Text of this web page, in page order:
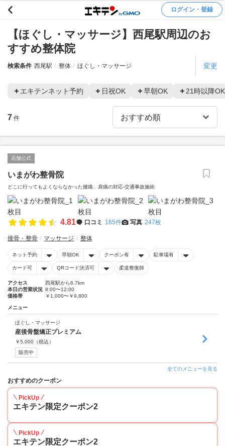
ログイン・登録
【ほぐし・マッサージ】西尾駅周辺のお
すすめ整体院
検索条件 西尾駅 整体 ほぐし・マッサージ 変更
エキテンネット予約 日祝OK 早朝OK 21時以降OK
7 件
店舗公式
いまがわ整骨院
どこに行ってもよくならなかった腰痛、肩痛の対応‐交通事故施術
4.81 口コミ 165件 写真 247枚
接骨・整骨 マッサージ 整体
ネット予約 早朝OK クーポン有 駐車場有
カード可 QRコード決済可 柔道整復師
アクセス
西尾駅から6.7km
本日の営業状況 8:00〜12:00
価格帯
￥1,000〜￥9,800
メニュー
ほぐし・マッサージ
産後骨盤矯正プレミアム
￥5,000 （税込）
販売中
全てのメニューを見る
おすすめのクーポン
PickUp
エキテン限定クーポン2
PickUp
エキテン限定クーポン2